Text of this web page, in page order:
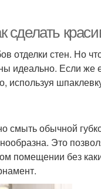
отделки стен. Но
идеально. Если же
используя
смыть обычной
Это
помещении без